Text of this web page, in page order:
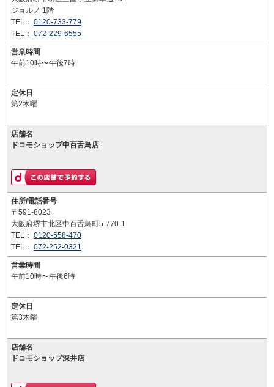
ジョルノ 1階
TEL： 0120-733-779
TEL： 072-229-6555
営業時間
午前10時〜午後7時
定休日
第2木曜
店舗名
ドコモショップ中百舌鳥店
住所/電話番号
〒591-8023
大阪府堺市北区中百舌鳥町5-770-1
TEL： 0120-558-470
TEL： 072-252-0321
営業時間
午前10時〜午後6時
定休日
第3木曜
店舗名
ドコモショップ深井店